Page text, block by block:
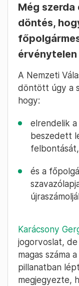
Még
döntés,
A Nemzeti
döntött úgy a
hogy:
elrendelik
beszedett
felbontását,
és a
Karácsony
jogorvoslat,
magas száma
pillanatban
megjegyezte,